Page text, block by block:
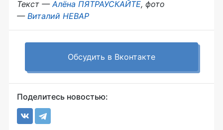
Текст —Алёна ПЯТРАУСКАЙТЕ, фото
— Виталий НЕВАР
Обсудить в Вконтакте
Поделитесь новостью: